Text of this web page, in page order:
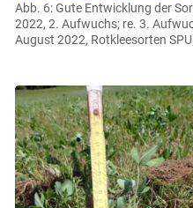
Abb. 6: Gute Entwicklung der
2022, 2. Aufwuchs; re. 3.
August 2022, Rotkleesorten